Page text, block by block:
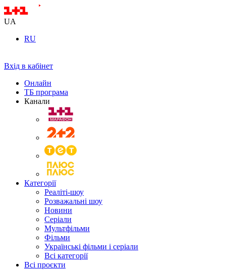
UA
RU
Вхід в кабінет
Онлайн
ТБ програма
Канали
Категорії
Реаліті-шоу
Розважальні шоу
Новини
Серіали
Мультфільми
Фільми
Українські фільми і серіали
Всі категорії
Всі проєкти